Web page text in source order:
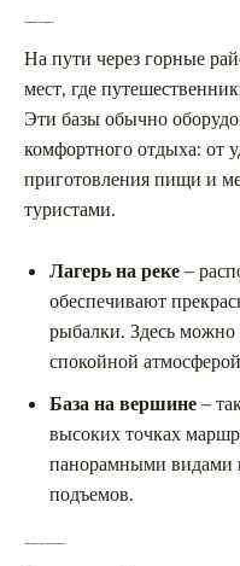
Традиционные лагеря и базы
На пути через горные
мест, где
Эти базы обычно
комфортного отдыха: от
приготовления пищи и
туристами.
Лагерь на реке–
обеспечивают
рыбалки. Здесь можно
спокойной
База на вершине–
высоких точках
панорамными видами
подъемов.
Современные туристические комплексы